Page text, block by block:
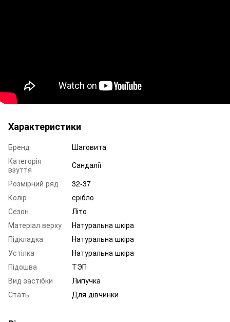
Характеристики
Бренд
Шаговита
Категорія
взуття
Сандалії
Розмірний ряд
32-37
Колір
срібло
Сезон
Літо
Матеріал верху
Натуральна шкіра
Підкладка
Натуральна шкіра
Устілка
Натуральна шкіра
Підошва
ТЭП
Вид застібки
Липучка
Стать
Для дівчинки